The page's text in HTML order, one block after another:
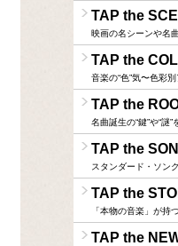
TAP the
映画の名シーンや名
TAP the
音楽の“色”気〜色彩
TAP the
名曲誕生の“鍵”や“謎
TAP the
スタンダード・ソン
TAP the
「本物の音楽」が持
TAP the